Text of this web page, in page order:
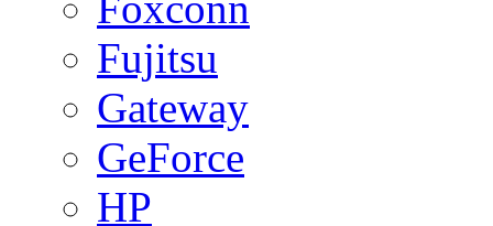
Fujitsu
Gateway
GeForce
HP